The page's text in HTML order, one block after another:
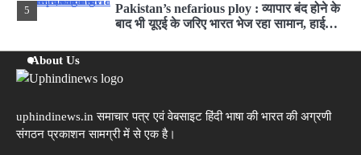
5
Pakistan’s nefarious ploy : व्यापार बंद होने के
बाद भी यूएई के जरिए भारत भेज रहा सामान, हाई
1
ने नई ब्रांड फिल्म लॉन्च की
2
Godrej Enterprises Group ने खालापुर में
About Us
uphindinews.in समाचार पत्र एवं वेबसाइट हिंदी भाषा की भारत की अग्रणी
संगठन प्रकाशन सामग्री में से एक है।